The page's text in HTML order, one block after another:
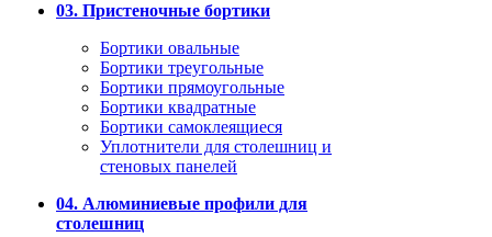
03. Пристеночные бортики
Бортики овальные
Бортики треугольные
Бортики прямоугольные
Бортики квадратные
Бортики самоклеящиеся
Уплотнители для столешниц и
стеновых панелей
04. Алюминиевые профили для
столешниц